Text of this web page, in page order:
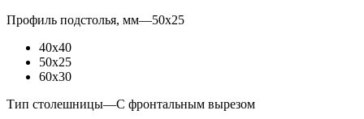
Профиль подстолья, мм—50x25
40x40
50x25
60x30
Тип столешницы—С фронтальным вырезом